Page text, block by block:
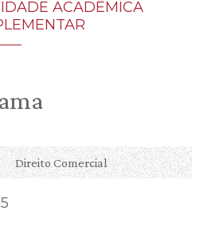
ACADÊMICA
Direito Comercial